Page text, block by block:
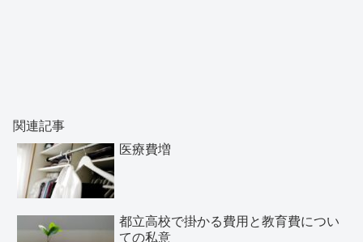
関連記事
医療費増
都立高校で掛かる費用と教育費につい
ての私意